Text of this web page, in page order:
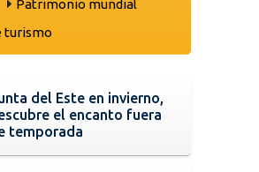
Patrimonio mundial
turismo
del Este en invierno,
el encanto fuera
temporada